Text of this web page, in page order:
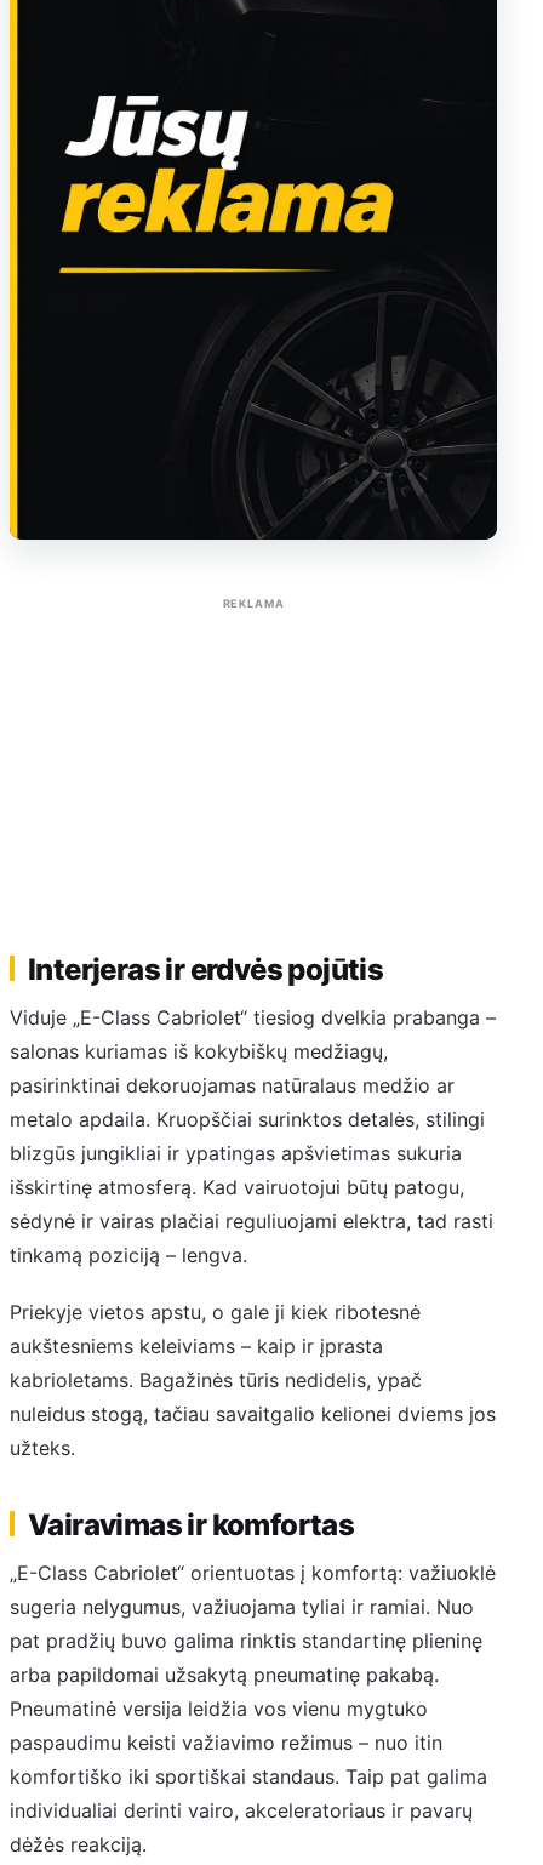
REKLAMA
Interjeras ir erdvės pojūtis
Viduje „E-Class Cabriolet“ tiesiog dvelkia prabanga –
salonas kuriamas iš kokybiškų medžiagų,
pasirinktinai dekoruojamas natūralaus medžio ar
metalo apdaila. Kruopščiai surinktos detalės, stilingi
blizgūs jungikliai ir ypatingas apšvietimas sukuria
išskirtinę atmosferą. Kad vairuotojui būtų patogu,
sėdynė ir vairas plačiai reguliuojami elektra, tad rasti
tinkamą poziciją – lengva.
Priekyje vietos apstu, o gale ji kiek ribotesnė
aukštesniems keleiviams – kaip ir įprasta
kabrioletams. Bagažinės tūris nedidelis, ypač
nuleidus stogą, tačiau savaitgalio kelionei dviems jos
užteks.
Vairavimas ir komfortas
„E-Class Cabriolet“ orientuotas į komfortą: važiuoklė
sugeria nelygumus, važiuojama tyliai ir ramiai. Nuo
pat pradžių buvo galima rinktis standartinę plieninę
arba papildomai užsakytą pneumatinę pakabą.
Pneumatinė versija leidžia vos vienu mygtuko
paspaudimu keisti važiavimo režimus – nuo itin
komfortiško iki sportiškai standaus. Taip pat galima
individualiai derinti vairo, akceleratoriaus ir pavarų
dėžės reakciją.